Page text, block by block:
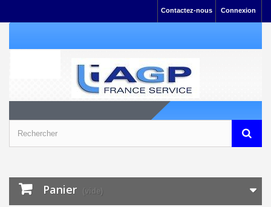
Connexion
Contactez-nous
Panier (vide)